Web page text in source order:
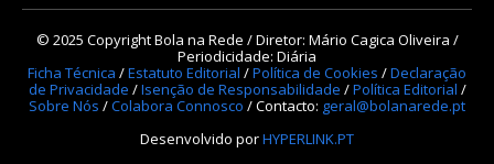
© 2025 Copyright Bola na Rede / Diretor: Mário Cagica Oliveira /
Periodicidade: Diária
Ficha Técnica /Estatuto Editorial /Política de Cookies /Declaração
de Privacidade /Isenção de Responsabilidade /Política Editorial /
Sobre Nós /Colabora Connosco / Contacto: geral@bolanarede.pt
Desenvolvido porHYPERLINK.PT